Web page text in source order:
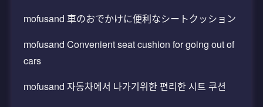
mofusand 車のおでかけに便利なシートクッション
mofusand Convenient seat cushion for going out of
cars
mofusand 자동차에서 나가기위한 편리한 시트 쿠션